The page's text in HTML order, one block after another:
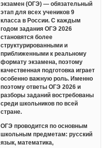
экзамен (ОГЭ) — обязательный
этап для всех учеников 9
класса в России. С каждым
годом задания ОГЭ 2026
становятся более
структурированными и
приближенными к реальному
формату экзамена, поэтому
качественная подготовка играет
особенно важную роль. Именно
поэтому ответы ОГЭ 2026 и
разборы заданий востребованы
среди школьников по всей
стране.
ОГЭ проводится по основным
школьным предметам: русский
язык, математика,